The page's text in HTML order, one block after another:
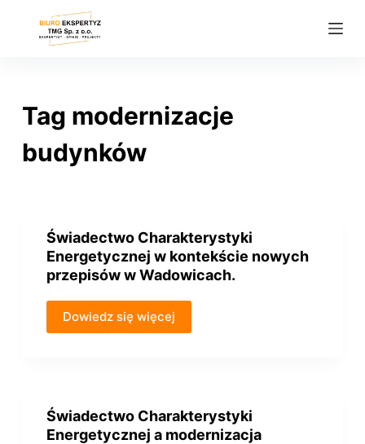
Tag modernizacje
budynków
Świadectwo Charakterystyki
Energetycznej w kontekście nowych
przepisów w Wadowicach.
Dowiedz się więcej
Świadectwo Charakterystyki
Energetycznej a modernizacja